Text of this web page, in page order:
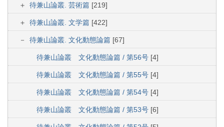
待兼山論叢. 芸術篇 [219]
待兼山論叢. 文学篇 [422]
待兼山論叢. 文化動態論篇 [67]
待兼山論叢 文化動態論篇 / 第56号 [4]
待兼山論叢 文化動態論篇 / 第55号 [4]
待兼山論叢 文化動態論篇 / 第54号 [4]
待兼山論叢 文化動態論篇 / 第53号 [6]